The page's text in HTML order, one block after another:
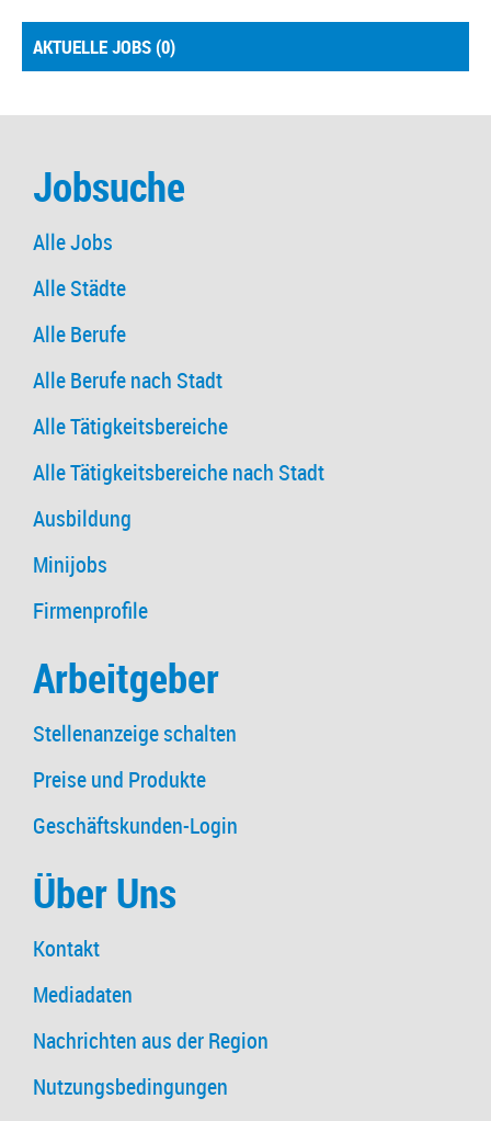
AKTUELLE JOBS (0)
Jobsuche
Alle Jobs
Alle Städte
Alle Berufe
Alle Berufe nach Stadt
Alle Tätigkeitsbereiche
Alle Tätigkeitsbereiche nach Stadt
Ausbildung
Minijobs
Firmenprofile
Arbeitgeber
Stellenanzeige schalten
Preise und Produkte
Geschäftskunden-Login
Über Uns
Kontakt
Mediadaten
Nachrichten aus der Region
Nutzungsbedingungen